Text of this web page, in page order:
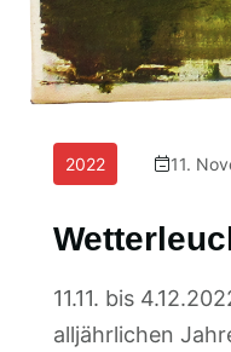
2022 11.
11.11. bis
alljährlichen